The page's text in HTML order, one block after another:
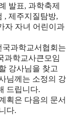
발표, 과학축제
, 제주지질탐방,
자 자녀 어린이과
국과학교서협회는
과학교사큰모임
강사님을 찾고
님께는 소정의 강
드립니다.
획은 다음의 문서
다.